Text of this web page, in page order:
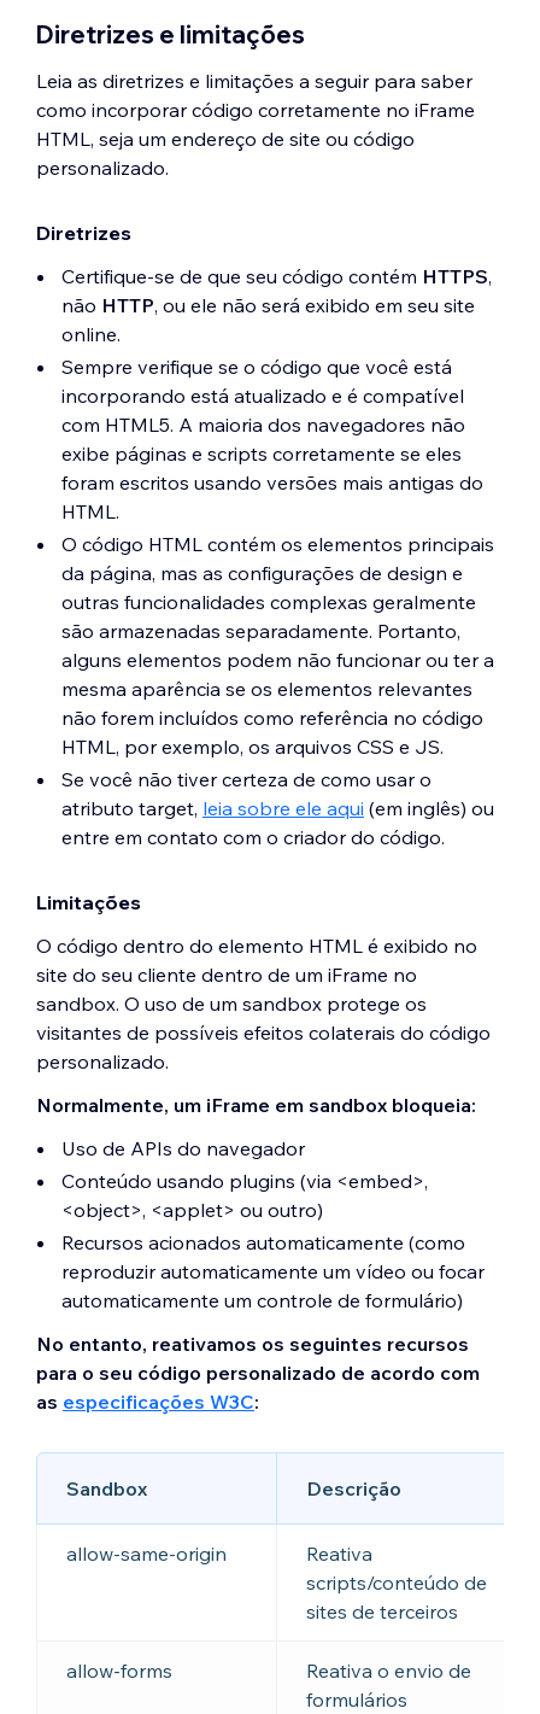
Diretrizes e limitações
Leia as diretrizes e limitações a seguir para saber
como incorporar código corretamente no iFrame
HTML, seja um endereço de site ou código
personalizado.
Diretrizes
Certifique-se de que seu código contém HTTPS,
não HTTP, ou ele não será exibido em seu site
online.
Sempre verifique se o código que você está
incorporando está atualizado e é compatível
com HTML5. A maioria dos navegadores não
exibe páginas e scripts corretamente se eles
foram escritos usando versões mais antigas do
HTML.
O código HTML contém os elementos principais
da página, mas as configurações de design e
outras funcionalidades complexas geralmente
são armazenadas separadamente. Portanto,
alguns elementos podem não funcionar ou ter a
mesma aparência se os elementos relevantes
não forem incluídos como referência no código
HTML, por exemplo, os arquivos CSS e JS.
Se você não tiver certeza de como usar o
atributo target, leia sobre ele aqui (em inglês) ou
entre em contato com o criador do código.
Limitações
O código dentro do elemento HTML é exibido no
site do seu cliente dentro de um iFrame no
sandbox. O uso de um sandbox protege os
visitantes de possíveis efeitos colaterais do código
personalizado.
Normalmente, um iFrame em sandbox bloqueia:
Uso de APIs do navegador
Conteúdo usando plugins (via <embed>,
<object>, <applet> ou outro)
Recursos acionados automaticamente (como
reproduzir automaticamente um vídeo ou focar
automaticamente um controle de formulário)
No entanto, reativamos os seguintes recursos
para o seu código personalizado de acordo com
as especificações W3C:
Sandbox Descrição
allow-same-origin
Reativa
scripts/conteúdo de
sites de terceiros
allow-forms
Reativa o envio de
formulários